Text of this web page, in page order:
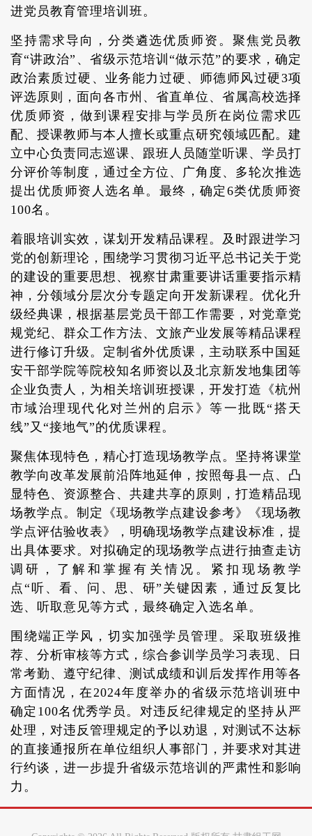
进党员教育管理培训班。
坚持需求导向，分类遴选优质师资。聚焦党员教
育“讲政治”、省级示范培训“做示范”的要求，确定
政治素质过硬、业务能力过硬、师德师风过硬3项
评选原则，面向各市州、省直单位、省属高校选择
优质师资，做到课程安排与学员所在岗位需求匹
配、授课教师与本人擅长或重点研究领域匹配。建
立中心负责同志巡课、跟班人员随堂听课、学员打
分评价等制度，通过全方位、广角度、多轮次推选
提出优质师资人选名单。最终，确定6类优质师资
100名。
着眼培训实效，谋划开发精品课程。及时跟进学习
党的创新理论，围绕学习贯彻习近平总书记关于党
的建设的重要思想、视察甘肃重要讲话重要指示精
神，分领域分层次分专题定向开发新课程。优化升
级经典课，根据基层党员干部工作需要，对党章党
规党纪、群众工作方法、文旅产业发展等精品课程
进行修订升级。定制省外优质课，主动联系中国延
安干部学院等院校知名师资以及北京新发地集团等
企业负责人，为相关培训班授课，开发打造《杭州
市域治理现代化对兰州的启示》等一批既“搭天
线”又“接地气”的优质课程。
聚焦体现特色，精心打造现场教学点。坚持将课堂
教学向改革发展前沿阵地延伸，按照每县一点、凸
显特色、资源整合、共建共享的原则，打造精品现
场教学点。制定《现场教学点建设参考》《现场教
学点评估验收表》，明确现场教学点建设标准，提
出具体要求。对拟确定的现场教学点进行抽查走访
调研，了解和掌握有关情况。紧扣现场教学
点“听、看、问、思、研”关键因素，通过反复比
选、听取意见等方式，最终确定入选名单。
围绕端正学风，切实加强学员管理。采取班级推
荐、分析审核等方式，综合参训学员学习表现、日
常考勤、遵守纪律、测试成绩和训后发挥作用等各
方面情况，在2024年度举办的省级示范培训班中
确定100名优秀学员。对违反纪律规定的坚持从严
处理，对违反管理规定的予以劝退，对测试不达标
的直接通报所在单位组织人事部门，并要求对其进
行约谈，进一步提升省级示范培训的严肃性和影响
力。